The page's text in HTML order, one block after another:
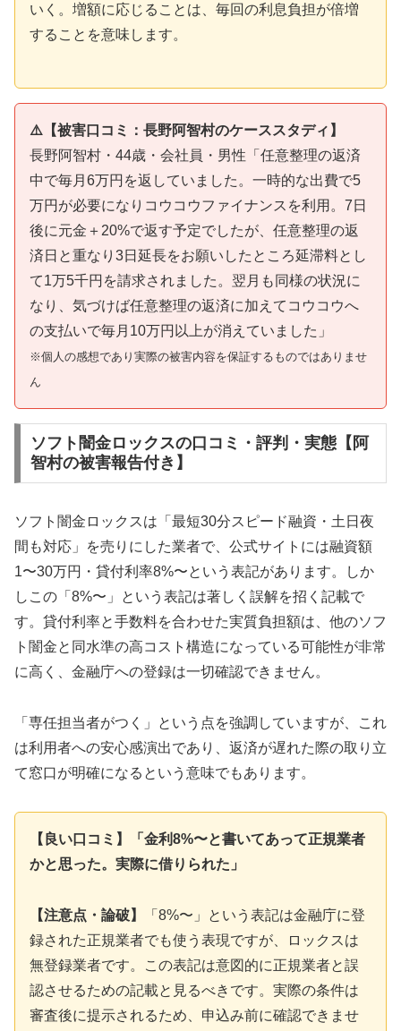
いく。増額に応じることは、毎回の利息負担が倍増
することを意味します。
⚠️【被害口コミ：長野阿智村のケーススタディ】
長野阿智村・44歳・会社員・男性「任意整理の返済
中で毎月6万円を返していました。一時的な出費で5
万円が必要になりコウコウファイナンスを利用。7日
後に元金＋20%で返す予定でしたが、任意整理の返
済日と重なり3日延長をお願いしたところ延滞料とし
て1万5千円を請求されました。翌月も同様の状況に
なり、気づけば任意整理の返済に加えてコウコウへ
の支払いで毎月10万円以上が消えていました」
※個人の感想であり実際の被害内容を保証するものではありませ
ん
ソフト闇金ロックスの口コミ・評判・実態【阿
智村の被害報告付き】
ソフト闇金ロックスは「最短30分スピード融資・土日夜
間も対応」を売りにした業者で、公式サイトには融資額
1〜30万円・貸付利率8%〜という表記があります。しか
しこの「8%〜」という表記は著しく誤解を招く記載で
す。貸付利率と手数料を合わせた実質負担額は、他のソフ
ト闇金と同水準の高コスト構造になっている可能性が非常
に高く、金融庁への登録は一切確認できません。
「専任担当者がつく」という点を強調していますが、これ
は利用者への安心感演出であり、返済が遅れた際の取り立
て窓口が明確になるという意味でもあります。
【良い口コミ】「金利8%〜と書いてあって正規業者
かと思った。実際に借りられた」
【注意点・論破】
「8%〜」という表記は金融庁に登
録された正規業者でも使う表現ですが、ロックスは
無登録業者です。この表記は意図的に正規業者と誤
認させるための記載と見るべきです。実際の条件は
審査後に提示されるため、申込み前に確認できませ